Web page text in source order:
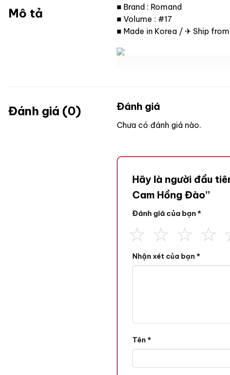
Mô tả
■ Brand : Romand
■ Volume : #17
■ Made in Korea / ✈ Ship
Đánh giá (0) Đánh giá
Chưa có đánh giá nào.
Hãy là người đầu
Cam Hồng Đào”
Đánh giá của bạn*
Nhận xét của bạn*
Tên*